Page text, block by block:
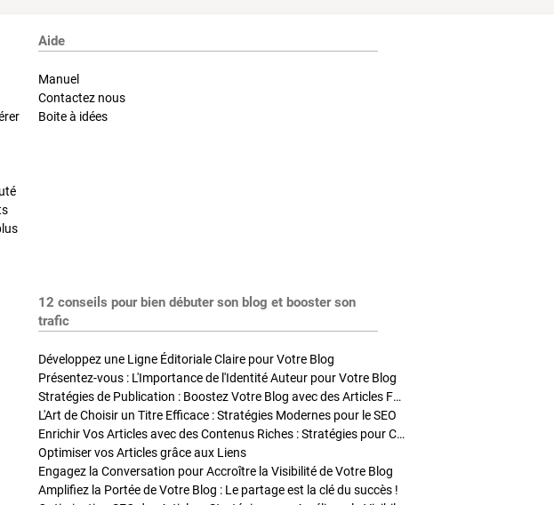
Aide
Manuel
Contactez nous
Boite à idées
12 conseils pour bien débuter son blog et booster son
trafic
Développez une Ligne Éditoriale Claire pour Votre Blog
Présentez-vous : L'Importance de l'Identité Auteur pour Votre Blog
Stratégies de Publication : Boostez Votre Blog avec des Articles Fréquents et Exclusifs
L'Art de Choisir un Titre Efficace : Stratégies Modernes pour le SEO
Enrichir Vos Articles avec des Contenus Riches : Stratégies pour Captiver et Optimiser
Optimiser vos Articles grâce aux Liens
Engagez la Conversation pour Accroître la Visibilité de Votre Blog
Amplifiez la Portée de Votre Blog : Le partage est la clé du succès !